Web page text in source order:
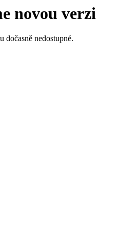
novou verzi
dočasně nedostupné.